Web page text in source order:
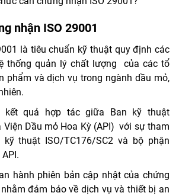
nhận ISO 29001
là tiêu chuẩn kỹ thuật quy định các
thống quản lý chất lượng của các tổ
phẩm và dịch vụ trong ngành dầu mỏ,
kết quả hợp tác giữa Ban kỹ thuật
Viện Dầu mỏ Hoa Kỳ (API) với sự tham
thuật ISO/TC176/SC2 và bộ phận
hành phiên bản cập nhật của chứng
đảm bảo về dịch vụ và thiết bị an